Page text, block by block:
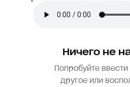
Ничего не
Попробуйте
другое или